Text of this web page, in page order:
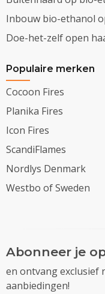
Inbouw bio-ethanol
Doe-het-zelf open
Populaire merken
Cocoon Fires
Planika Fires
Icon Fires
ScandiFlames
Nordlys Denmark
Westbo of Sweden
Abonneer je
en ontvang exclusief
aanbiedingen!